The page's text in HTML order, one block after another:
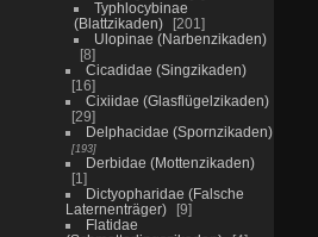
Typhlocybinae
(Blattzikaden)
201
Ulopinae (Narbenzikaden)
8
Cicadidae (Singzikaden)
16
Cixiidae (Glasflügelzikaden)
29
Delphacidae (Spornzikaden)
193
Derbidae (Mottenzikaden)
1
Dictyopharidae (Falsche
Laternenträger)
9
Flatidae